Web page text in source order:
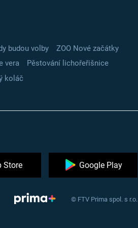
budou volby
ZOO Nové začátky
vera
Pěstování lichořeřišnice
koláč
Store Google Play
© FTV Prima spol. s r.o.